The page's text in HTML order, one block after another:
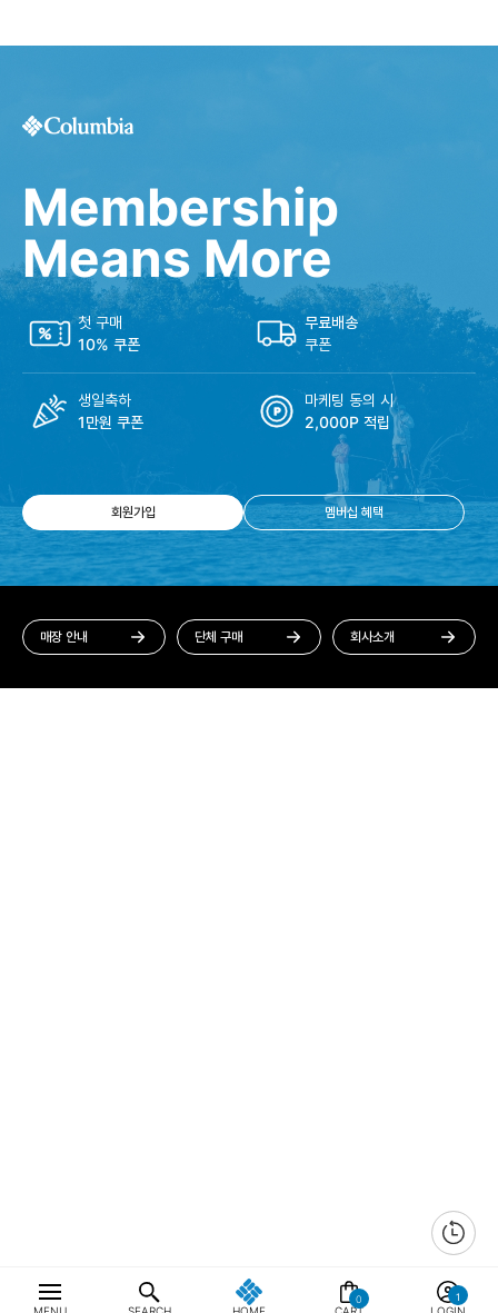
0
Membership
Means More
첫 구매
10% 쿠폰
무료배송
쿠폰
생일축하
1만원 쿠폰
마케팅 동의 시
2,000P 적립
회원가입 멤버십 혜택
매장 안내 단체 구매 회사소개